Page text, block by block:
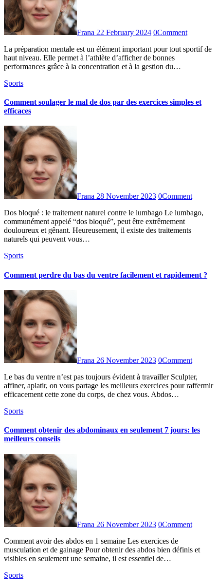
Frana 22 February 2024 0Comment
La préparation mentale est un élément important pour tout sportif de
haut niveau. Elle permet à l’athlète d’afficher de bonnes
performances grâce à la concentration et à la gestion du…
Sports
Comment soulager le mal de dos par des exercices simples et
efficaces
Frana 28 November 2023 0Comment
Dos bloqué : le traitement naturel contre le lumbago Le lumbago,
communément appelé “dos bloqué”, peut être extrêmement
douloureux et gênant. Heureusement, il existe des traitements
naturels qui peuvent vous…
Sports
Comment perdre du bas du ventre facilement et rapidement ?
Frana 26 November 2023 0Comment
Le bas du ventre n’est pas toujours évident à travailler Sculpter,
affiner, aplatir, on vous partage les meilleurs exercices pour raffermir
efficacement cette zone du corps, de chez vous. Abdos…
Sports
Comment obtenir des abdominaux en seulement 7 jours: les
meilleurs conseils
Frana 26 November 2023 0Comment
Comment avoir des abdos en 1 semaine Les exercices de
musculation et de gainage Pour obtenir des abdos bien définis et
visibles en seulement une semaine, il est essentiel de…
Sports